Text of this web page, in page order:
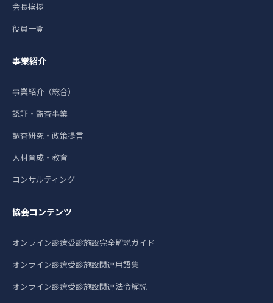
会長挨拶
役員一覧
事業紹介
事業紹介（総合）
認証・監査事業
調査研究・政策提言
人材育成・教育
コンサルティング
協会コンテンツ
オンライン診療受診施設完全解説ガイド
オンライン診療受診施設関連用語集
オンライン診療受診施設関連法令解説